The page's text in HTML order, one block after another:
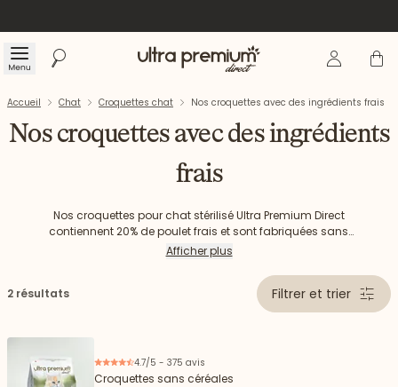
Menu Rechercher Accueil Se Panier
Accueil Chat Croquettes chat Nos croquettes avec des ingrédients frais
Nos croquettes avec des ingrédients
frais
Nos croquettes pour chat stérilisé Ultra Premium Direct
contiennent 20% de poulet frais et sont fabriquées sans
céréales, en accord avec le régime carnivore de tous les
équilibrée pour aider à maintenir le poids de forme de votre
Afficher plus
2 résultats Filtrer et trier
4.7/5 - 375 avis
Croquettes sans céréales